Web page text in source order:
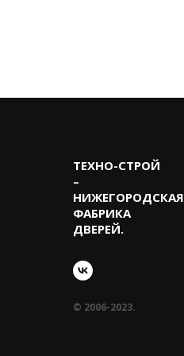
ТЕХНО-CТРОЙ
–
НИЖЕГОРОДСКАЯ
ФАБРИКА
ДВЕРЕЙ.
© 2006-2023.